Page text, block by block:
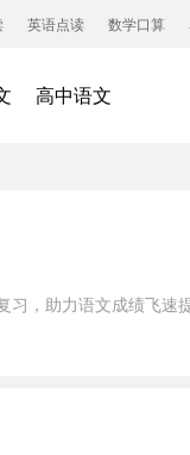
英语点读 数学口算
高中语文
，助力语文成绩飞速